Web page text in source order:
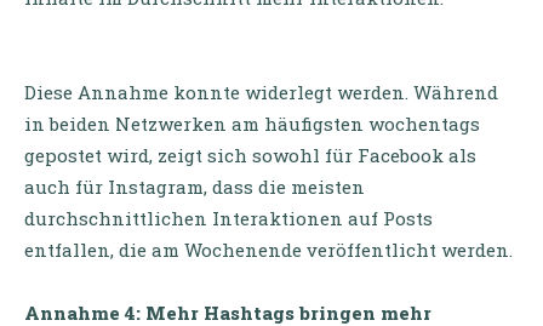
Diese Annahme konnte widerlegt werden. Während
in beiden Netzwerken am häufigsten wochentags
gepostet wird, zeigt sich sowohl für Facebook als
auch für Instagram, dass die meisten
durchschnittlichen Interaktionen auf Posts
entfallen, die am Wochenende veröffentlicht werden.
Annahme 4: Mehr Hashtags bringen mehr